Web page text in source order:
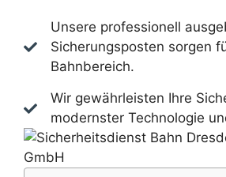
Unsere professionell
Sicherungsposten sorgen
Bahnbereich.
Wir gewährleisten Ihre
modernster Technologie